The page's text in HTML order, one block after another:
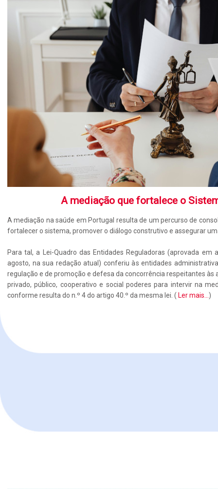
A mediação que fortalece o
A mediação na saúde em Portugal resulta de um percurso de
fortalecer o sistema, promover o diálogo construtivo e assegurar
Para tal, a Lei-Quadro das Entidades Reguladoras (aprovada em
agosto, na sua redação atual) conferiu às entidades
regulação e de promoção e defesa da concorrência respeitantes às
privado, público, cooperativo e social poderes para intervir na
conforme resulta do n.º 4 do artigo 40.º da mesma lei. ( Ler mais... )